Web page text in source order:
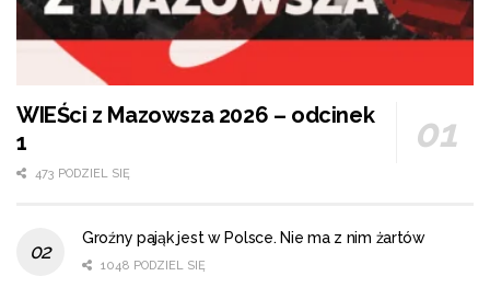
WIEŚci z Mazowsza 2026 – odcinek
1
473 PODZIEL SIĘ
Groźny pająk jest w Polsce. Nie ma z nim żartów
1048 PODZIEL SIĘ